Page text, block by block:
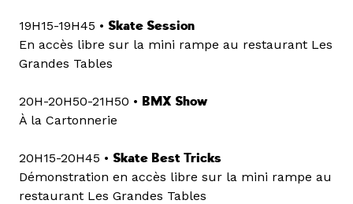
19H15-19H45 • Skate Session
En accès libre sur la mini rampe au restaurant Les
Grandes Tables
20H-20H50-21H50 • BMX Show
À la Cartonnerie
20H15-20H45 • Skate Best Tricks
Démonstration en accès libre sur la mini rampe au
restaurant Les Grandes Tables